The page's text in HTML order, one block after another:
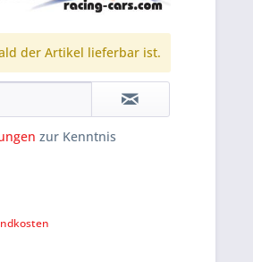
der Artikel lieferbar ist.
zur Kenntnis